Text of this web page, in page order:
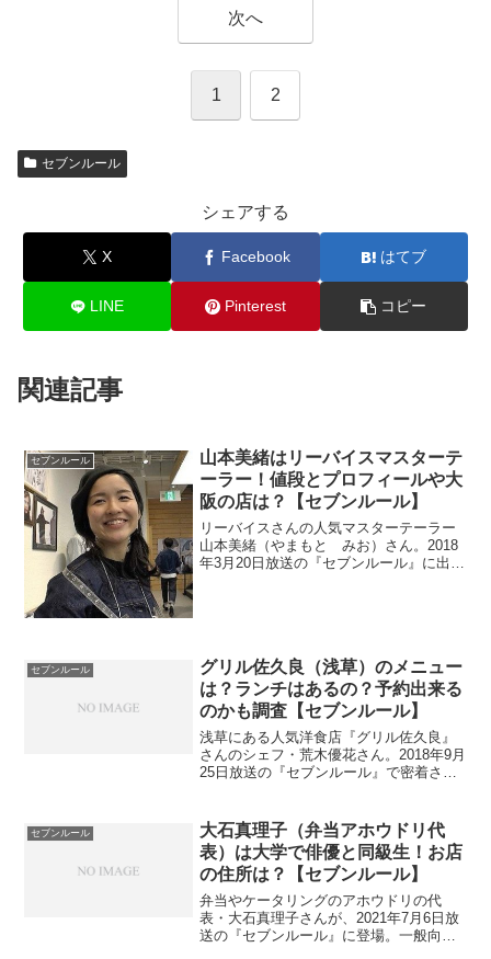
次へ
1 2
セブンルール
シェアする
X Facebook はてブ
LINE Pinterest コピー
関連記事
セブンルール
山本美緒はリーバイスマスターテ
ーラー！値段とプロフィールや大
阪の店は？【セブンルール】
リーバイスさんの人気マスターテーラー
山本美緒（やまもと みお）さん。2018
年3月20日放送の『セブンルール』に出演
セブンルール
グリル佐久良（浅草）のメニュー
は？ランチはあるの？予約出来る
のかも調査【セブンルール】
浅草にある人気洋食店『グリル佐久良』
さんのシェフ・荒木優花さん。2018年9月
25日放送の『セブンルール』で密着され
です。ランチメニューはあるのでしょう
か？予約できるのかも調べます。
セブンルール
大石真理子（弁当アホウドリ代
表）は大学で俳優と同級生！お店
の住所は？【セブンルール】
弁当やケータリングのアホウドリの代
表・大石真理子さんが、2021年7月6日放
送の『セブンルール』に登場。一般向け